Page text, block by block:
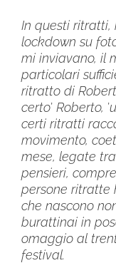
In questi ritratti,
lockdown su
mi inviavano, il
particolari
ritratto di
certo’ Roberto, ’
certi ritratti
movimento,
mese, legate
pensieri,
persone ritratte
che nascono
burattinai in
omaggio al
festival.